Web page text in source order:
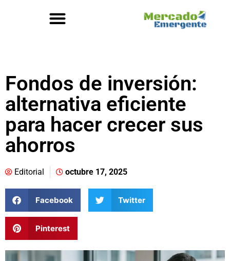
Fondos de inversión:
alternativa eficiente
para hacer crecer sus
ahorros
Editorial octubre 17, 2025
Facebook Twitter
Pinterest